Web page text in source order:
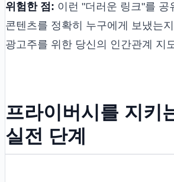
위험한 점: 이런 "더러운 링크"를 공
콘텐츠를 정확히 누구에게 보냈는
광고주를 위한 당신의 인간관계 지
프라이버시를 지키
실전 단계